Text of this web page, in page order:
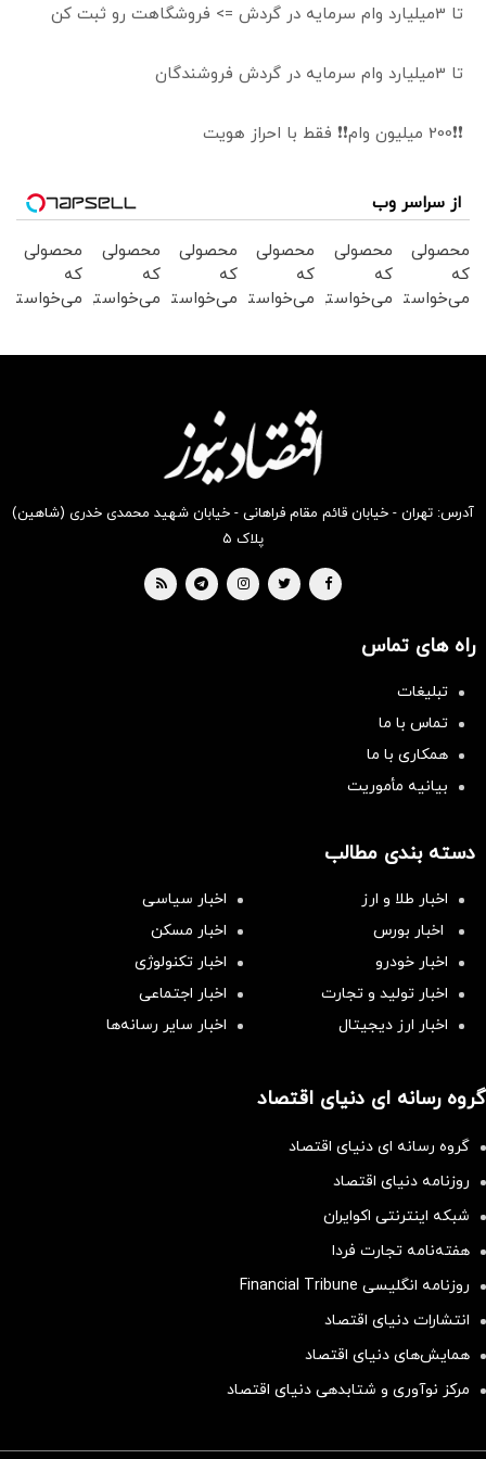
تا 3میلیارد وام سرمایه در گردش => فروشگاهت رو ثبت کن
تا 3میلیارد وام سرمایه در گردش فروشندگان
❗❗200 میلیون وام❗❗ فقط با احراز هویت
از سراسر وب
محصولی
که
می‌خواستی
محصولی
که
می‌خواستی
محصولی
که
می‌خواستی
بخر !
محصولی
که
می‌خواستی
بخر !
محصولی
که
می‌خواستی
محصولی
که
می‌خواستی
آدرس: تهران - خیابان قائم مقام فراهانی - خیابان شهید محمدی خدری (شاهین)
پلاک ۵
راه های تماس
تبلیغات
تماس با ما
همکاری با ما
بیانیه مأموریت
دسته بندی مطالب
اخبار طلا و ارز
اخبار سیاسی
اخبار بورس
اخبار مسکن
اخبار خودرو
اخبار تکنولوژی
اخبار تولید و تجارت
اخبار اجتماعی
اخبار ارز دیجیتال
اخبار سایر رسانه‌‌ها
گروه رسانه ای دنیای اقتصاد
گروه رسانه ای دنیای اقتصاد
روزنامه دنیای اقتصاد
شبکه اینترنتی اکوایران
هفته‌نامه تجارت فردا
روزنامه انگلیسی Financial Tribune
انتشارات دنیای اقتصاد
همایش‌های دنیای اقتصاد
مرکز نوآوری و شتابدهی دنیای اقتصاد